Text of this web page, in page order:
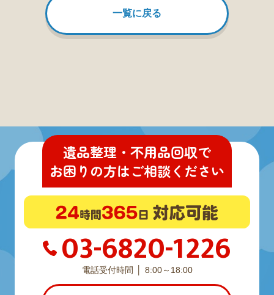
一覧に戻る
遺品整理・不用品回収で
お困りの方はご相談ください
03-6820-1226
電話受付時間 8:00～18:00